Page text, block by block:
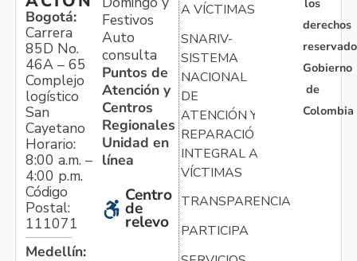
Bogotá:
Carrera
85D No.
46A – 65
Complejo
logístico
San
Cayetano
Horario:
8:00 a.m. –
4:00 p.m.
Código
Postal:
111071
Medellín:
Festivos
Auto
consulta
Puntos de
Atención y
Centros
Regionales
Unidad en
línea
Centro
de
relevo
A VÍCTIMAS
SNARIV-
SISTEMA
NACIONAL
DE
ATENCIÓN Y
REPARACIÓN
INTEGRAL A
VÍCTIMAS
TRANSPARENCIA
PARTICIPA
derechos
Gobierno
de
Colombia